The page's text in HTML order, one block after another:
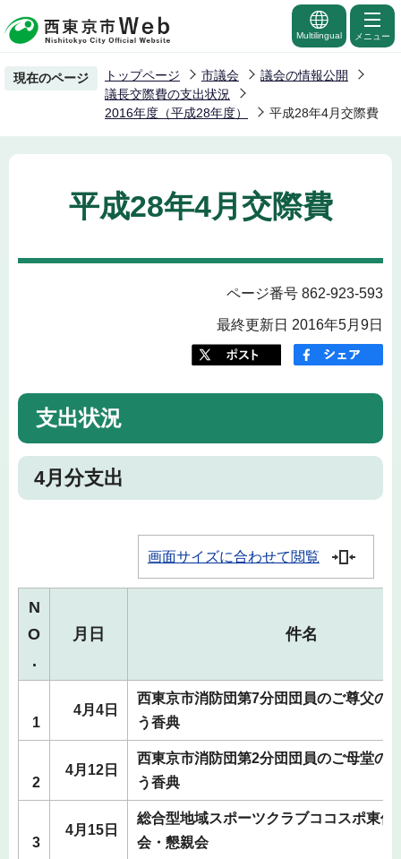
の
ー
の
先
Multilingual メニュー
現在のページ トップページ 市議会
議会の情報公開
議長交際費の支出状況
2016年度（平成28年度）
平成28年4月交際費
平成28年4月交際費
ページ番号 862-923-593
最終更新日 2016年5月9日
支出状況
4月分支出
画面サイズに合わせて閲覧
N
O
.
月日 件名
1
4月4日
西東京市消防団第7分団団員のご尊父の
う香典
2
4月12日
西東京市消防団第2分団団員のご母堂の
う香典
3
4月15日
総合型地域スポーツクラブココスポ東伏
会・懇親会